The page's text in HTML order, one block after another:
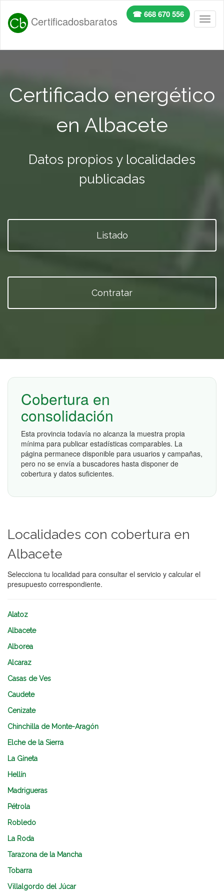
☎ 668 670 556
Certificadosbaratos
Certificado energético
en Albacete
Datos propios y localidades
publicadas
Listado
Contratar
Cobertura en
consolidación
Esta provincia todavía no alcanza la muestra propia
mínima para publicar estadísticas comparables. La
página permanece disponible para usuarios y campañas,
pero no se envía a buscadores hasta disponer de
cobertura y datos suficientes.
Localidades con cobertura en
Albacete
Selecciona tu localidad para consultar el servicio y calcular el
presupuesto correspondiente.
Alatoz
Albacete
Alborea
Alcaraz
Casas de Ves
Caudete
Cenizate
Chinchilla de Monte-Aragón
Elche de la Sierra
La Gineta
Hellín
Madrigueras
Pétrola
Robledo
La Roda
Tarazona de la Mancha
Tobarra
Villalgordo del Júcar